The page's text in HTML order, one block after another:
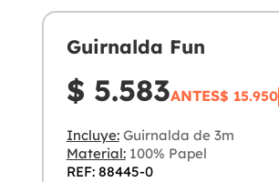
Guirnalda Fun
$ 5.583ANTES$ 15.950
Incluye:Guirnalda de 3m
Material:100% Papel
REF: 88445-0